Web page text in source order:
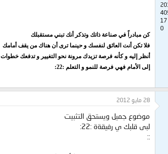
17
0
كن مبادراً في صناعة ذاتك وتذكر أنك تبني مستقبلك
فلا تكن أنت العائق لنفسك و حينما ترى أن هناك من يقف أمامك
أنظر إليه و كأنه فرصة تزيدك مرونة نحو التغيير و تدفعك خطوات
إلى الأمام فهي فرصة للنمو و التعلم :22:
28 مايو 2012
موضوع جميل ويستحق التثبيت
لبى قلبك ي رفيقةة :22:
::